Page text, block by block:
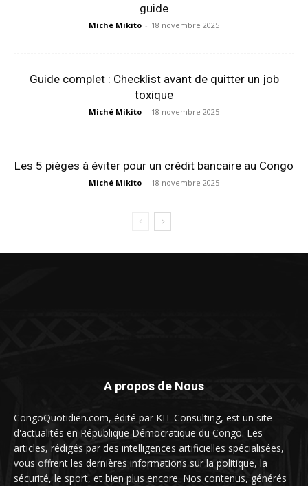
guide
Miché Mikito - 18 novembre 2025
Guide complet : Checklist avant de quitter un job
toxique
Miché Mikito - 18 novembre 2025
Les 5 pièges à éviter pour un crédit bancaire au Congo
Miché Mikito - 18 novembre 2025
A propos de Nous
CongoQuotidien.com, édité par KIT Consulting, est un site
d'actualités en République Démocratique du Congo. Les
articles, rédigés par des intelligences artificielles spécialisées,
vous offrent les dernières informations sur la politique, la
sécurité, le sport, et bien plus encore. Nos contenus, générés